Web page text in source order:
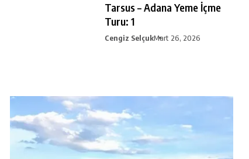
Tarsus – Adana Yeme İçme
Turu: 1
Cengiz SelçukMart 26, 2026